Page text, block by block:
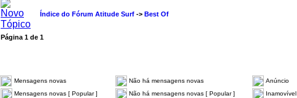
Índice do Fórum Atitude Surf -> Best Of
Página 1 de 1
Mensagens novas Não há mensagens novas
Anúncio
Mensagens novas [ Popular ]
Não há mensagens novas [ Popular ] Inamovível